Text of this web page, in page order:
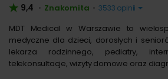
9,4 • Znakomita • 3533 opinii
MDT Medical w Warszawie to
medyczne dla dzieci, dorosłych i
lekarza rodzinnego, pediatry,
telekonsultacje, wizyty domowe oraz